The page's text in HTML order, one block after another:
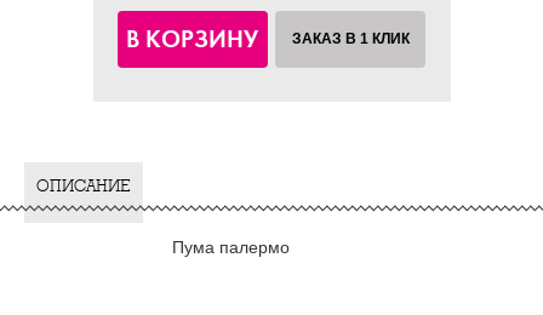
В КОРЗИНУ ЗАКАЗ В 1 КЛИК
ОПИСАНИЕ
Пума палермо